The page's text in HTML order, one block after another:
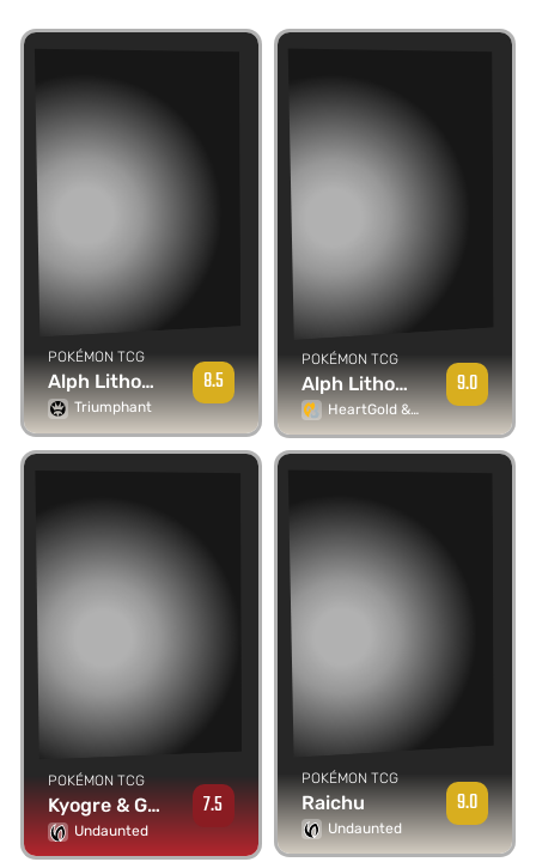
POKÉMON TCG
Alph Lithograph
Triumphant
8.5
POKÉMON TCG
Alph Lithograph
HeartGold & SoulSilver
9.0
POKÉMON TCG
Kyogre & Groudon Legend
Undaunted
7.5
POKÉMON TCG
Raichu
Undaunted
9.0